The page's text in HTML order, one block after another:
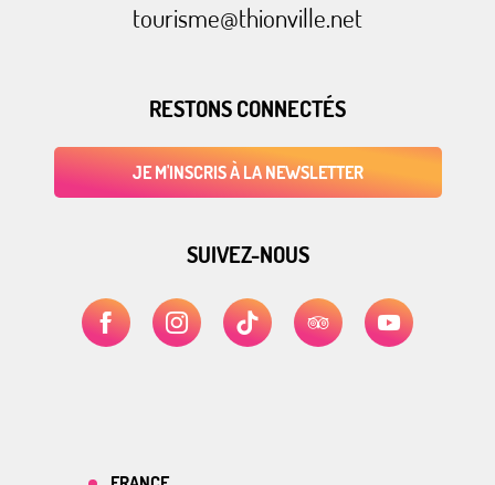
tourisme@thionville.net
RESTONS CONNECTÉS
JE M'INSCRIS À LA NEWSLETTER
SUIVEZ-NOUS